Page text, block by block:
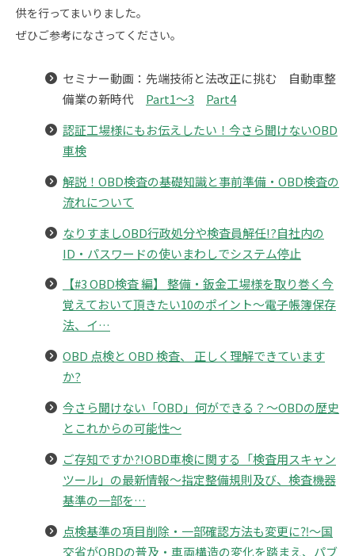
供を行ってまいりました。
ぜひご参考になさってください。
セミナー動画：先端技術と法改正に挑む 自動車整
備業の新時代 Part1～3
Part4
認証工場様にもお伝えしたい！今さら聞けないOBD
車検
解説！OBD検査の基礎知識と事前準備・OBD検査の
流れについて
なりすましOBD行政処分や検査員解任!?自社内の
ID・パスワードの使いまわしでシステム停止
【#3 OBD検査 編】 整備・鈑金工場様を取り巻く今
覚えておいて頂きたい10のポイント～電子帳簿保存
法、イ…
OBD 点検と OBD 検査、 正しく理解できています
か?
今さら聞けない「OBD」何ができる？～OBDの歴史
とこれからの可能性～
ご存知ですか?!OBD車検に関する「検査用スキャン
ツール」の最新情報～指定整備規則及び、検査機器
基準の一部を…
点検基準の項目削除・一部確認方法も変更に⁈～国
交省がOBDの普及・車両構造の変化を踏まえ、パブ